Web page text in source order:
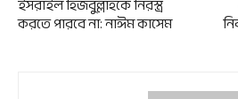
ইসরাইল হিজবুল্লাহকে নিরস্ত্র
করতে পারবে না: নাঈম কাসেম